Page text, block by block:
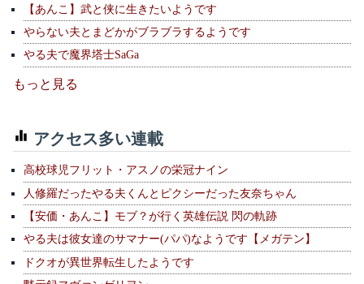
【あんこ】武と侠に生きたいようです
やらない夫とまどかがブラブラするようです
やる夫で魔界塔士SaGa
もっと見る
アクセス多い連載
高校球児フリット・アスノの栄冠ナイン
人修羅だったやる夫くんとピクシーだった友奈ちゃん
【安価・あんこ】モブ？が行く英雄伝説 閃の軌跡
やる夫は彼女達のサマナー(パパ)なようです【メガテン】
ドクオが異世界転生したようです